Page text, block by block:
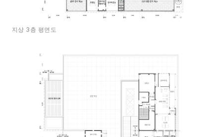
지상 3층 평면도